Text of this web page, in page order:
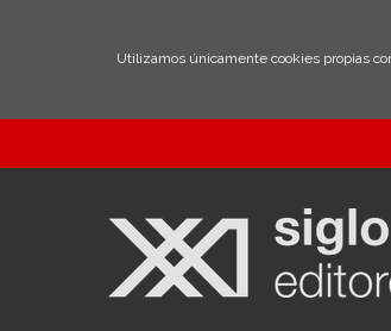
Utilizamos únicamente cookies propias